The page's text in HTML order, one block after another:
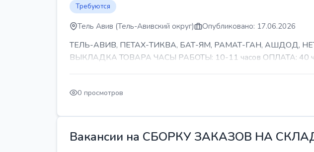
Требуются
Тель Авив (Тель-Авивский округ) Опубликовано: 17.06.2026
ТЕЛЬ-АВИВ, ПЕТАХ-ТИКВА, БАТ-ЯМ, РАМАТ-ГАН, АШДОД,
ВЫКЛАДКА ТОВАРА ЧАСЫ РАБОТЫ: 10-11 часов ОПЛАТА: 40
0 просмотров
Вакансии на СБОРКУ ЗАКАЗОВ НА